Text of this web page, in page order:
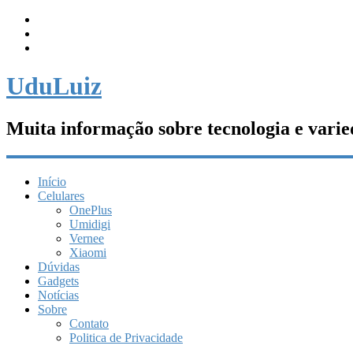
UduLuiz
Muita informação sobre tecnologia e
Início
Celulares
OnePlus
Umidigi
Vernee
Xiaomi
Dúvidas
Gadgets
Notícias
Sobre
Contato
Politica de Privacidade